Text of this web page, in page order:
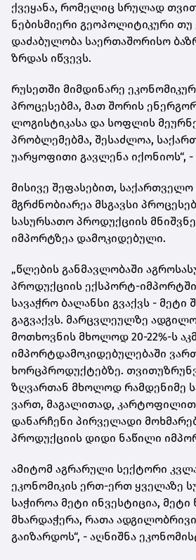
ქვეყანა, რომელიც სრულად
ნებისმიერი გეოპოლიტიკური თუ
დაძაბულობა საერთაშორისო
ზრდას იწვევს.
რუსეთში მიმდინარე
პროცესებმა, მათ შორის
ლოგისტიკასა და სოფლის
პრობლემებმა, შესაძლოა,
უარყოფითი გავლენა იქონიოს“, -
მისივე შეფასებით,
მგრძნობიარეა მსგავსი
სასურსათო პროდუქციის
იმპორტზეა დამოკიდებული.
„წლების განმავლობაში
პროდუქციის ექსპორტ-
სავაჭრო ბალანსი გვაქვს - მეტი
გაგვაქვს. მარცვლეულზე
მოთხოვნის მხოლოდ 20-22%-ს
იმპორტდამოკიდებულებაში
ხორცპროდუქტებზე.
ზღვართან მხოლოდ რამდენიმე
ვართ, მაგალითად,
დანარჩენი პირველადი
პროდუქციის დიდი ნაწილი
ამიტომ აგრარული სექტორი
ეკონომიკის ერთ-ერთ ყველაზე
საჭიროა მეტი ინვესტიცია, მეტი
მხარდაჭერა, რათა
გაიზარდოს“, - აღნიშნა